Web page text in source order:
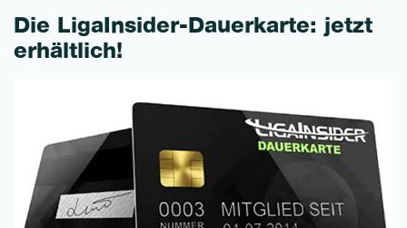
Die LigaInsider-Dauerkarte: jetzt
erhältlich!